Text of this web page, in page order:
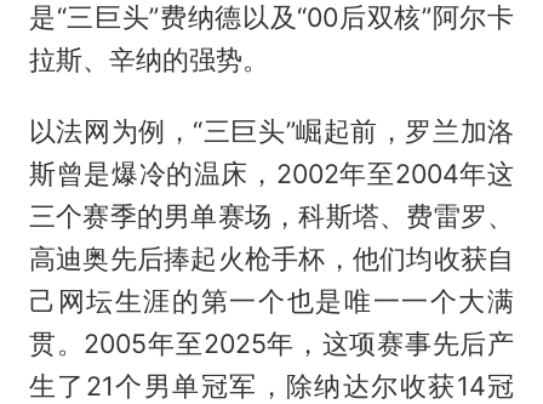
是“三巨头”费纳德以及“00后双核”阿尔卡
拉斯、辛纳的强势。
以法网为例，“三巨头”崛起前，罗兰加洛
斯曾是爆冷的温床，2002年至2004年这
三个赛季的男单赛场，科斯塔、费雷罗、
高迪奥先后捧起火枪手杯，他们均收获自
己网坛生涯的第一个也是唯一一个大满
贯。2005年至2025年，这项赛事先后产
生了21个男单冠军，除纳达尔收获14冠